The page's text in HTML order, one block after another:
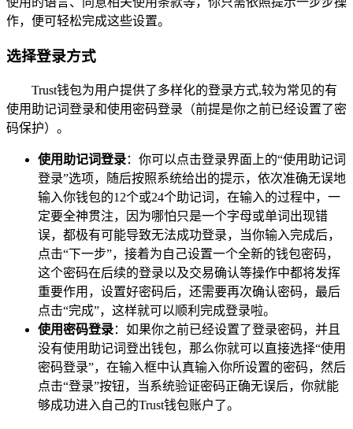
作，便可轻松完成这些设置。
选择登录方式
Trust钱包为用户提供了多样化的登录方式,较为常见的有
使用助记词登录和使用密码登录（前提是你之前已经设置了密
码保护）。
使用助记词登录：你可以点击登录界面上的“使用助记词
登录”选项，随后按照系统给出的提示，依次准确无误地
输入你钱包的12个或24个助记词，在输入的过程中，一
定要全神贯注，因为哪怕只是一个字母或单词出现错
误，都极有可能导致无法成功登录，当你输入完成后，
点击“下一步”，接着为自己设置一个全新的钱包密码，
这个密码在后续的登录以及交易确认等操作中都将发挥
重要作用，设置好密码后，还需要再次确认密码，最后
点击“完成”，这样就可以顺利完成登录啦。
使用密码登录：如果你之前已经设置了登录密码，并且
没有使用助记词登出钱包，那么你就可以直接选择“使用
密码登录”，在输入框中认真输入你所设置的密码，然后
点击“登录”按钮，当系统验证密码正确无误后，你就能
够成功进入自己的Trust钱包账户了。